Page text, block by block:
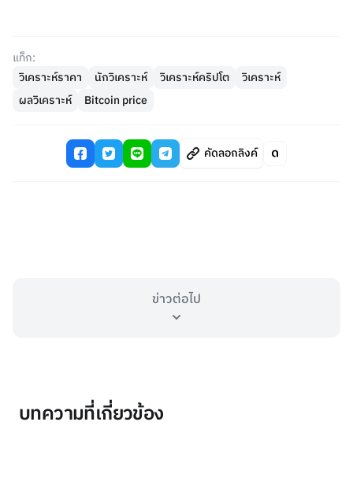
แท็ก:
วิเคราะห์ราคา
นักวิเคราะห์ วิเคราะห์คริปโต
วิเคราะห์
ผลวิเคราะห์
Bitcoin price
คัดลอกลิงค์
ข่าวต่อไป
บทความที่เกี่ยวข้อง